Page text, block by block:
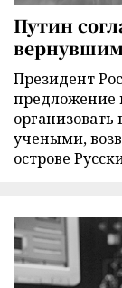
Путин
Президент
предложение
учеными,
острове